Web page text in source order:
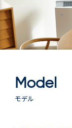
Model
モデル